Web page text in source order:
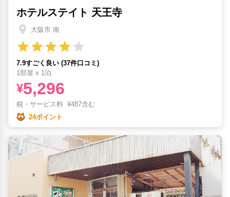
ホテルステイト 天王寺
大阪市 南
7.9すごく良い (37件口コミ)
1部屋 x 1泊
¥5,296
税・サービス料 ¥487含む
24ポイント